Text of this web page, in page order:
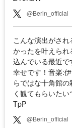
@Berin_official
こんな演出がさ
かったを叶えら
込んでいる最近
幸せです！音楽:
らではな十角館
く観てもらいた
TpP
@Berin_official